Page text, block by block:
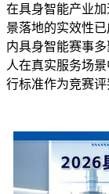
在具身智能产业
景落地的实效性
内具身智能赛事
人在真实服务场
行标准作为竞赛评